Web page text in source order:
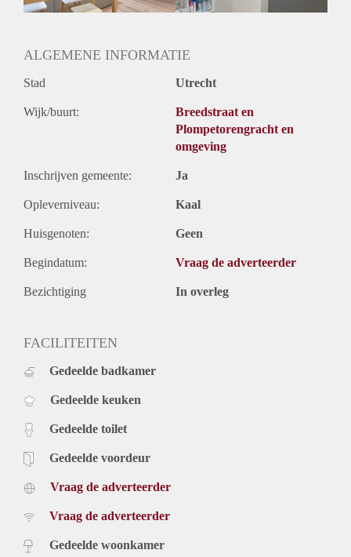
ALGEMENE INFORMATIE
Stad Utrecht
Wijk/buurt:
Breedstraat en
Plompetorengracht en
omgeving
Inschrijven gemeente: Ja
Opleverniveau: Kaal
Huisgenoten: Geen
Begindatum: Vraag de adverteerder
Bezichtiging In overleg
FACILITEITEN
Gedeelde badkamer
Gedeelde keuken
Gedeelde toilet
Gedeelde voordeur
Vraag de adverteerder
Vraag de adverteerder
Gedeelde woonkamer